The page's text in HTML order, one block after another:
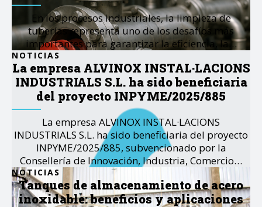
En los procesos industriales, la limpieza de
tuberías representa uno de los desafíos más
importantes para garantizar la eficiencia, la…
NOTICIAS
La empresa ALVINOX INSTAL·LACIONS
INDUSTRIALS S.L. ha sido beneficiaria
del proyecto INPYME/2025/885
La empresa ALVINOX INSTAL·LACIONS
INDUSTRIALS S.L. ha sido beneficiaria del proyecto
INPYME/2025/885, subvencionado por la
Consellería de Innovación, Industria, Comercio…
NOTICIAS
Tanques de almacenamiento de acero
inoxidable: beneficios y aplicaciones